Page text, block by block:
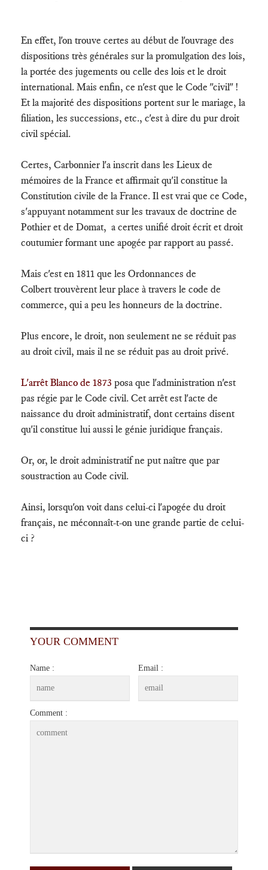
En effet, l'on trouve certes au début de l'ouvrage des
dispositions très générales sur la promulgation des lois,
la portée des jugements ou celle des lois et le droit
international. Mais enfin, ce n'est que le Code "civil" !
Et la majorité des dispositions portent sur le mariage, la
filiation, les successions, etc., c'est à dire du pur droit
civil spécial.
Certes, Carbonnier l'a inscrit dans les Lieux de
mémoires de la France et affirmait qu'il constitue la
Constitution civile de la France. Il est vrai que ce Code,
s'appuyant notamment sur les travaux de doctrine de
Pothier et de Domat, a certes unifié droit écrit et droit
coutumier formant une apogée par rapport au passé.
Mais c'est en 1811 que les Ordonnances de
Colbert trouvèrent leur place à travers le code de
commerce, qui a peu les honneurs de la doctrine.
Plus encore, le droit, non seulement ne se réduit pas
au droit civil, mais il ne se réduit pas au droit privé.
L'arrêt Blanco de 1873 posa que l'administration n'est
pas régie par le Code civil. Cet arrêt est l'acte de
naissance du droit administratif, dont certains disent
qu'il constitue lui aussi le génie juridique français.
Or, or, le droit administratif ne put naître que par
soustraction au Code civil.
Ainsi, lorsqu'on voit dans celui-ci l'apogée du droit
français, ne méconnaît-t-on une grande partie de celui-
ci ?
YOUR COMMENT
Name : Email :
Comment :